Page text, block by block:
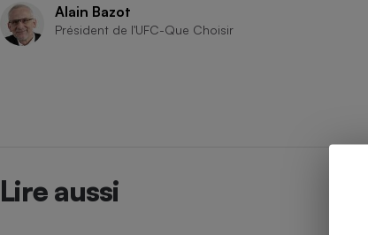
Alain Bazot
Président de l'UFC-Que Choisir
Lire aussi